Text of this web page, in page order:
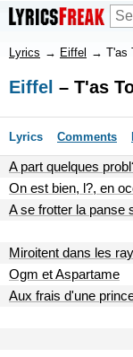
Lyrics → Eiffel → T'as
Eiffel – T'as
Lyrics Comments
A part quelques
On est bien, l?, en
A se frotter la panse
Miroitent dans les
Ogm et Aspartame
Aux frais d'une